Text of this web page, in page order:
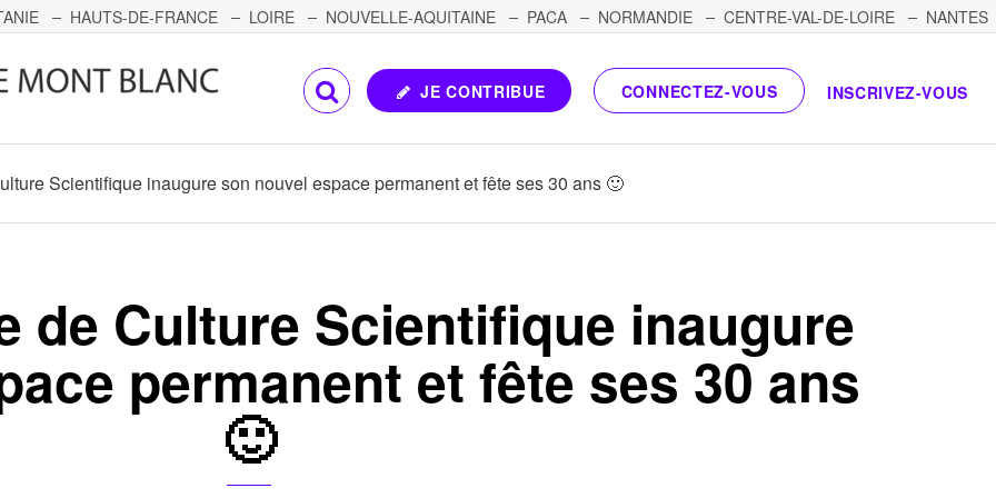
HAUTS-DE-FRANCE LOIRE NOUVELLE-AQUITAINE PACA NORMANDIE CENTRE-VAL-DE-LOIRE
NANTES
JE CONTRIBUE
CONNECTEZ-VOUS INSCRIVEZ-VOUS
Scientifique inaugure son nouvel espace permanent et fête ses 30 ans 🙂
de Culture Scientifique inaugure
permanent et fête ses 30 ans
🙂